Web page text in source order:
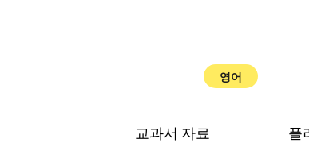
영어
교과서 자료 플